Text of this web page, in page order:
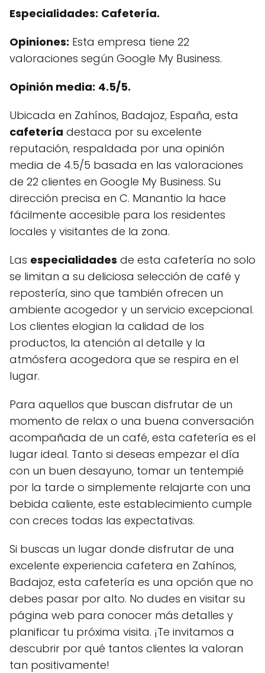
Especialidades: Cafetería.
Opiniones: Esta empresa tiene 22
valoraciones según Google My Business.
Opinión media: 4.5/5.
Ubicada en Zahínos, Badajoz, España, esta
cafetería destaca por su excelente
reputación, respaldada por una opinión
media de 4.5/5 basada en las valoraciones
de 22 clientes en Google My Business. Su
dirección precisa en C. Manantio la hace
fácilmente accesible para los residentes
locales y visitantes de la zona.
Las especialidades de esta cafetería no solo
se limitan a su deliciosa selección de café y
repostería, sino que también ofrecen un
ambiente acogedor y un servicio excepcional.
Los clientes elogian la calidad de los
productos, la atención al detalle y la
atmósfera acogedora que se respira en el
lugar.
Para aquellos que buscan disfrutar de un
momento de relax o una buena conversación
acompañada de un café, esta cafetería es el
lugar ideal. Tanto si deseas empezar el día
con un buen desayuno, tomar un tentempié
por la tarde o simplemente relajarte con una
bebida caliente, este establecimiento cumple
con creces todas las expectativas.
Si buscas un lugar donde disfrutar de una
excelente experiencia cafetera en Zahínos,
Badajoz, esta cafetería es una opción que no
debes pasar por alto. No dudes en visitar su
página web para conocer más detalles y
planificar tu próxima visita. ¡Te invitamos a
descubrir por qué tantos clientes la valoran
tan positivamente!